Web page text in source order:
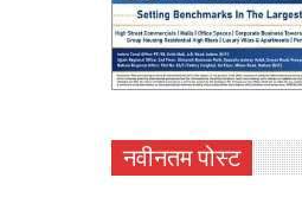
नवीनतम पोस्ट